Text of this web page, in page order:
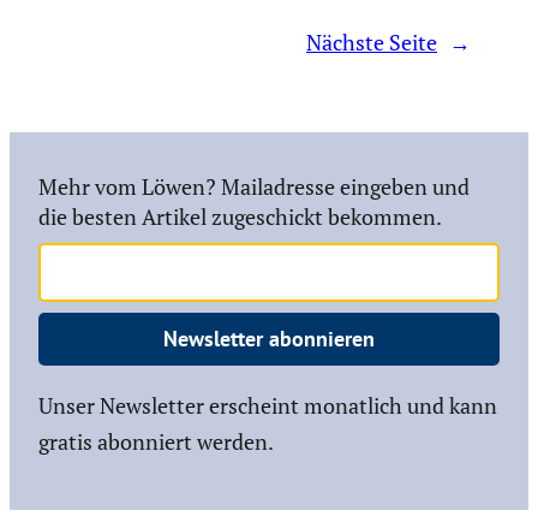
Nächste Seite →
Mehr vom Löwen? Mailadresse eingeben und
die besten Artikel zugeschickt bekommen.
Newsletter abonnieren
Unser Newsletter erscheint monatlich und kann
gratis abonniert werden.